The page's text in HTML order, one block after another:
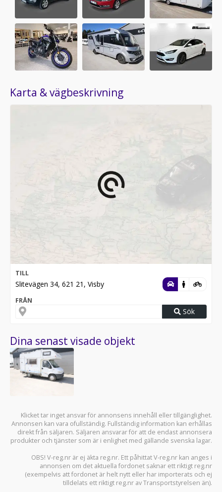
Karta & vägbeskrivning
TILL
Slitevägen 34, 621 21, Visby
FRÅN
Sök
Dina senast visade objekt
Klicket tar inget ansvar för annonsens innehåll eller tillgänglighet.
Annonsen kan vara ofullständig. Fullständig information kan erhållas
direkt från säljaren. Säljaren ansvarar för att de endast annonsera
produkter och tjänster som är i enlighet med gällande svenska lagar.
OBS! V-reg.nr är ej äkta reg.nr. Ett påhittat V-reg.nr kan anges i
annonsen om det aktuella fordonet saknar ett riktigt reg.nr
(exempelvis att fordonet är helt nytt eller har importerats och ej
tilldelats ett riktigt reg.nr av Transportstyrelsen än).